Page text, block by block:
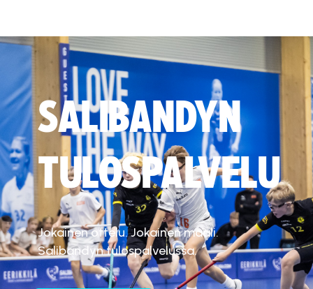
SALIBANDYN
TULOSPALVELU
Jokainen ottelu. Jokainen maali.
Salibandyn tulospalvelussa.